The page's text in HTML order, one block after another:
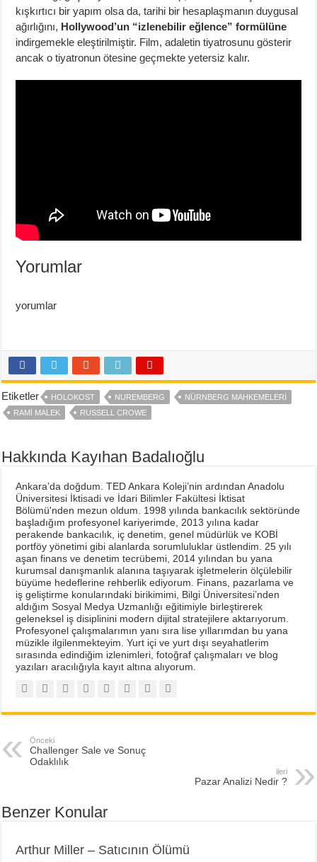
kışkırtıcı bir yapım olsa da, tarihi bir hesaplaşmanın duygusal
ağırlığını, Hollywood’un “izlenebilir eğlence” formülüne
indirgemekle eleştirilmiştir. Film, adaletin tiyatrosunu gösterir
ancak o tiyatronun ötesine geçmekte yetersiz kalır.
Yorumlar
yorumlar
Etiketler HOLOKOST NUREMBERG
NÜRNBERG MAHKEMELERI
RAMI MALEK
RUSSELL CROWE
Hakkında Kayıhan Badalıoğlu
Ankara’da doğdum. TED Ankara Koleji’nin ardından Anadolu
Üniversitesi İktisadi ve İdari Bilimler Fakültesi İktisat
Bölümü'nden mezun oldum. 1998 yılında bankacılık sektöründe
başladığım profesyonel kariyerimde, 2013 yılına kadar
perakende bankacılık, iç denetim, genel müdürlük ve KOBİ
portföy yönetimi gibi alanlarda sorumluluklar üstlendim. 25 yılı
aşan finans ve denetim tecrübemi, 2014 yılından bu yana
kurumsal danışmanlık alanına taşıyarak işletmelerin ölçülebilir
büyüme hedeflerine rehberlik ediyorum. Finans, pazarlama ve
iş geliştirme konularındaki birikimimi, Bilgi Üniversitesi’nden
aldığım Sosyal Medya Uzmanlığı eğitimiyle birleştirerek
geleneksel iş disiplinini modern dijital stratejilere aktarıyorum.
Profesyonel çalışmalarımın yanı sıra lise yıllarımdan bu yana
müzikle ilgilenmekteyim. Yurt içi ve yurt dışı seyahatlerim
sırasında edindiğim izlenimleri, fotoğraf çalışmaları ve blog
yazıları aracılığıyla kayıt altına alıyorum.
Önceki
Challenger Sale ve Sonuç
Odaklılık
ileri
Pazar Analizi Nedir ?
Benzer Konular
Arthur Miller – Satıcının Ölümü